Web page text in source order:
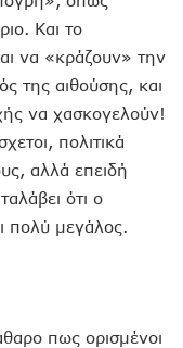
Και το
να «κράζουν» την
της αιθούσης, και
να χασκογελούν!
πολιτικά
αλλά επειδή
ότι ο
πολύ μεγάλος.
πως ορισμένοι